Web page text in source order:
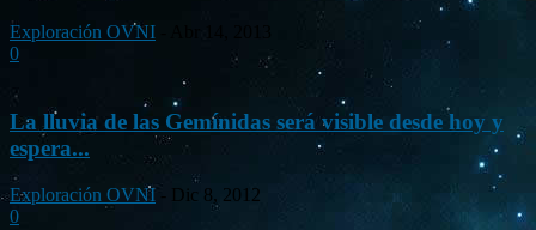
Exploración OVNI
0
La lluvia de las Gemínidas será visible desde hoy y
espera...
Exploración OVNI - Dic 8, 2012
0